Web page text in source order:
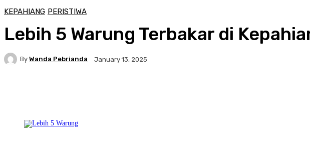
KEPAHIANG PERISTIWA
Lebih 5 Warung Terbakar di
By Wanda Pebrianda January 13, 2025